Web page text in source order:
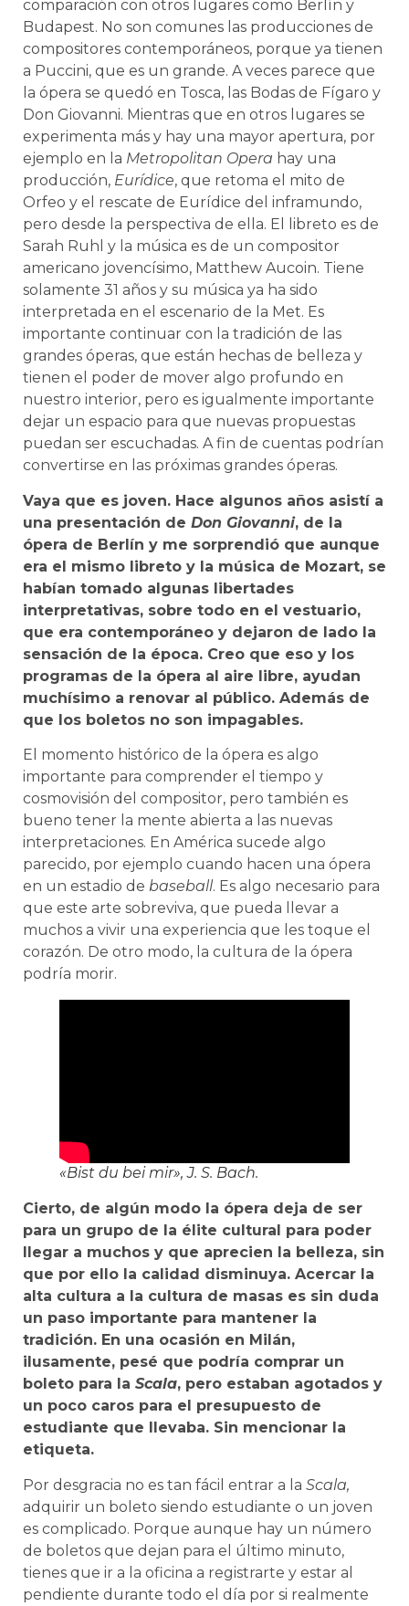
comparación con otros lugares como Berlín y
Budapest. No son comunes las producciones de
compositores contemporáneos, porque ya tienen
a Puccini, que es un grande. A veces parece que
la ópera se quedó en Tosca, las Bodas de Fígaro y
Don Giovanni. Mientras que en otros lugares se
experimenta más y hay una mayor apertura, por
ejemplo en la Metropolitan Opera hay una
producción, Eurídice, que retoma el mito de
Orfeo y el rescate de Eurídice del inframundo,
pero desde la perspectiva de ella. El libreto es de
Sarah Ruhl y la música es de un compositor
americano jovencísimo, Matthew Aucoin. Tiene
solamente 31 años y su música ya ha sido
interpretada en el escenario de la Met. Es
importante continuar con la tradición de las
grandes óperas, que están hechas de belleza y
tienen el poder de mover algo profundo en
nuestro interior, pero es igualmente importante
dejar un espacio para que nuevas propuestas
puedan ser escuchadas. A fin de cuentas podrían
convertirse en las próximas grandes óperas.
Vaya que es joven. Hace algunos años asistí a
una presentación de Don Giovanni, de la
ópera de Berlín y me sorprendió que aunque
era el mismo libreto y la música de Mozart, se
habían tomado algunas libertades
interpretativas, sobre todo en el vestuario,
que era contemporáneo y dejaron de lado la
sensación de la época. Creo que eso y los
programas de la ópera al aire libre, ayudan
muchísimo a renovar al público. Además de
que los boletos no son impagables.
El momento histórico de la ópera es algo
importante para comprender el tiempo y
cosmovisión del compositor, pero también es
bueno tener la mente abierta a las nuevas
interpretaciones. En América sucede algo
parecido, por ejemplo cuando hacen una ópera
en un estadio de baseball. Es algo necesario para
que este arte sobreviva, que pueda llevar a
muchos a vivir una experiencia que les toque el
corazón. De otro modo, la cultura de la ópera
podría morir.
«Bist du bei mir», J. S. Bach.
Cierto, de algún modo la ópera deja de ser
para un grupo de la élite cultural para poder
llegar a muchos y que aprecien la belleza, sin
que por ello la calidad disminuya. Acercar la
alta cultura a la cultura de masas es sin duda
un paso importante para mantener la
tradición. En una ocasión en Milán,
ilusamente, pesé que podría comprar un
boleto para la Scala, pero estaban agotados y
un poco caros para el presupuesto de
estudiante que llevaba. Sin mencionar la
etiqueta.
Por desgracia no es tan fácil entrar a la Scala,
adquirir un boleto siendo estudiante o un joven
es complicado. Porque aunque hay un número
de boletos que dejan para el último minuto,
tienes que ir a la oficina a registrarte y estar al
pendiente durante todo el día por si realmente